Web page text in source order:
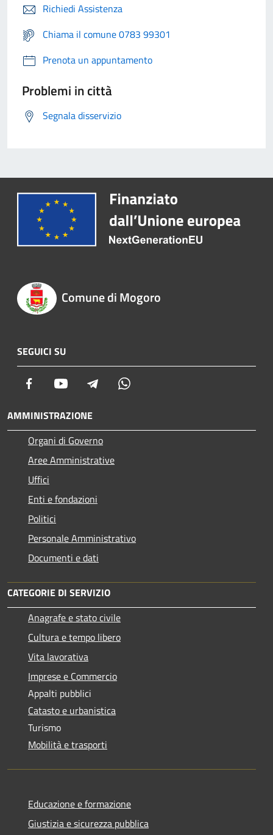
Richiedi Assistenza
Chiama il comune 0783 99301
Prenota un appuntamento
Problemi in città
Segnala disservizio
Comune di Mogoro
SEGUICI SU
Facebook Youtube Telegram
AMMINISTRAZIONE
Organi di Governo
Aree Amministrative
Uffici
Enti e fondazioni
Politici
Personale Amministrativo
Documenti e dati
CATEGORIE DI SERVIZIO
Anagrafe e stato civile
Cultura e tempo libero
Vita lavorativa
Imprese e Commercio
Appalti pubblici
Catasto e urbanistica
Turismo
Mobilità e trasporti
Educazione e formazione
Giustizia e sicurezza pubblica